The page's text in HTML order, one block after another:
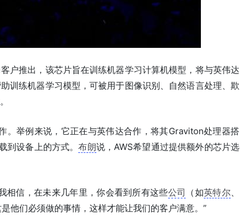
户推出，该芯片旨在训练机器学习计算机模型，将与英伟达
训练机器学习模型，可被用于图像识别、自然语言处理、欺
。举例来说，它正在与英伟达合作，将其Graviton处理器搭
到设备上的方式。布朗说，AWS希望通过提供额外的芯片选
相信，在未来几年里，你会看到所有这些公司 （如英特尔
他们必须做的事情，这样才能让我们的客户满意。”